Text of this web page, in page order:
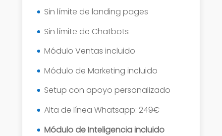
Sin límite de landing pages
Sin límite de Chatbots
Módulo Ventas incluido
Módulo de Marketing incluido
Setup con apoyo personalizado
Alta de línea Whatsapp: 249€
Módulo de Inteligencia incluido